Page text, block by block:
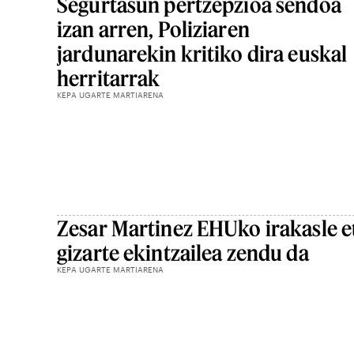
izan arren, Poliziaren
jardunarekin kritiko dira euskal
herritarrak
KEPA UGARTE MARTIARENA
Zesar Martinez EHUko irakasle
gizarte ekintzailea zendu da
KEPA UGARTE MARTIARENA